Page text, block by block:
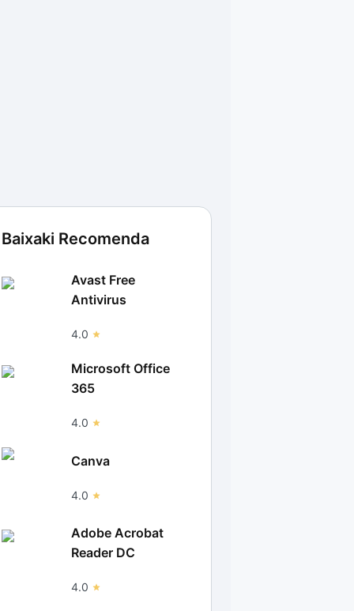
Baixaki Recomenda
Avast Free
Antivirus
4.0
Microsoft Office
365
4.0
Canva
4.0
Adobe Acrobat
Reader DC
4.0